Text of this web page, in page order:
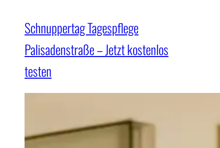
Schnuppertag Tagespflege
Palisadenstraße – Jetzt kostenlos
testen